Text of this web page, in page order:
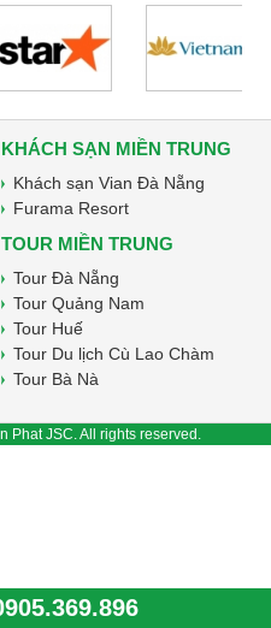
KHÁCH SẠN MIỀN TRUNG
Khách sạn Vian Đà Nẵng
Furama Resort
TOUR MIỀN TRUNG
Tour Đà Nẵng
Tour Quảng Nam
Tour Huế
Tour Du lịch Cù Lao Chàm
Tour Bà Nà
Phat JSC. All rights reserved.